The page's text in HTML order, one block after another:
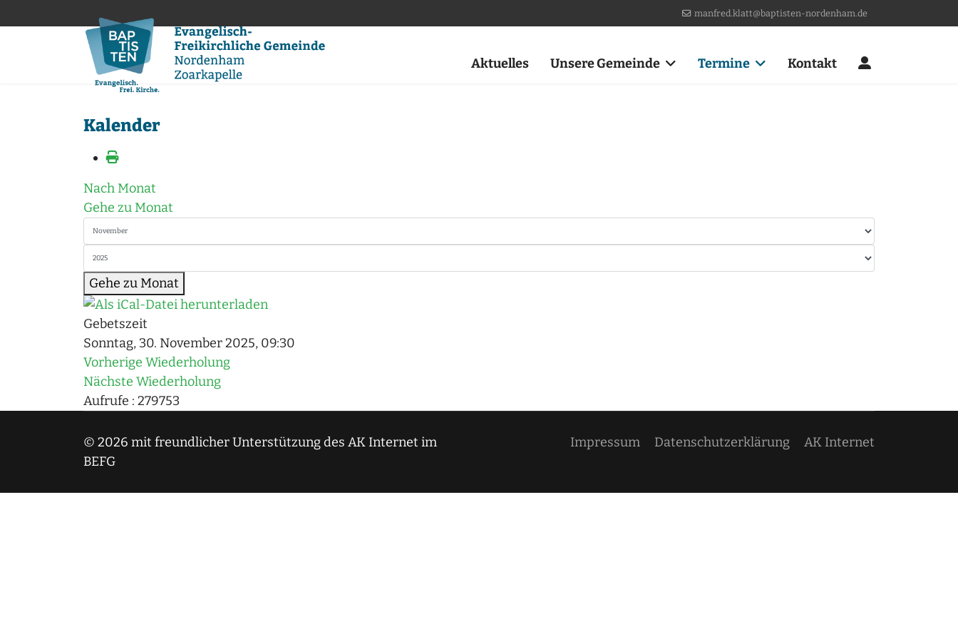
manfred.klatt@baptisten-nordenham.de
Aktuelles Unsere Gemeinde Termine Kontakt
Kalender
Nach Monat
Gehe zu Monat
Gehe zu Monat
Gebetszeit
Sonntag, 30. November 2025, 09:30
Vorherige Wiederholung
Nächste Wiederholung
Aufrufe : 279753
© 2026 mit freundlicher Unterstützung des AK Internet im
BEFG
Impressum Datenschutzerklärung AK Internet